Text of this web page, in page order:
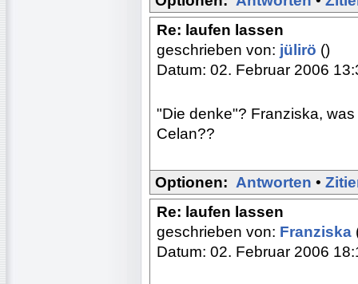
Re: laufen lassen
geschrieben von: jülirö ()
Datum: 02. Februar 2006
"Die denke"? Franziska,
Celan??
Optionen: Antworten •
Re: laufen lassen
geschrieben von: Franziska
Datum: 02. Februar 2006